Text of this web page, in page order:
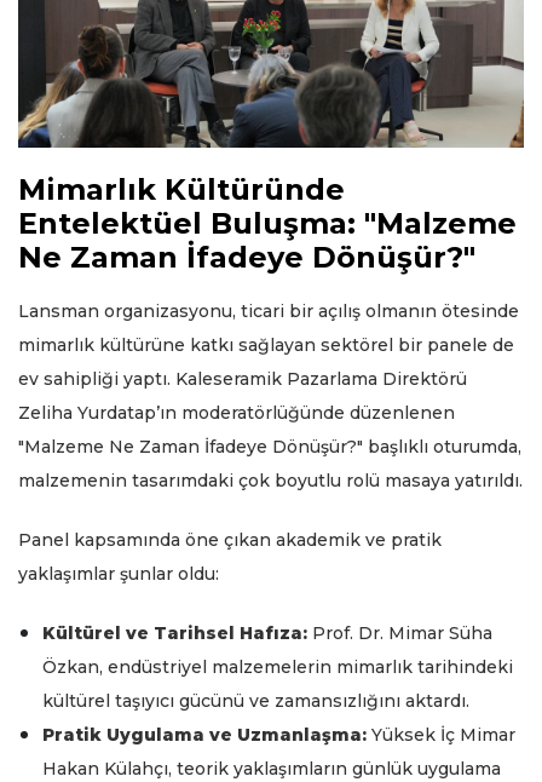
Mimarlık Kültüründe
Entelektüel Buluşma: "Malzeme
Ne Zaman İfadeye Dönüşür?"
Lansman organizasyonu, ticari bir açılış olmanın ötesinde
mimarlık kültürüne katkı sağlayan sektörel bir panele de
ev sahipliği yaptı. Kaleseramik Pazarlama Direktörü
Zeliha Yurdatap’ın moderatörlüğünde düzenlenen
"Malzeme Ne Zaman İfadeye Dönüşür?" başlıklı oturumda,
malzemenin tasarımdaki çok boyutlu rolü masaya yatırıldı.
Panel kapsamında öne çıkan akademik ve pratik
yaklaşımlar şunlar oldu:
Kültürel ve Tarihsel Hafıza: Prof. Dr. Mimar Süha
Özkan, endüstriyel malzemelerin mimarlık tarihindeki
kültürel taşıyıcı gücünü ve zamansızlığını aktardı.
Pratik Uygulama ve Uzmanlaşma: Yüksek İç Mimar
Hakan Külahçı, teorik yaklaşımların günlük uygulama